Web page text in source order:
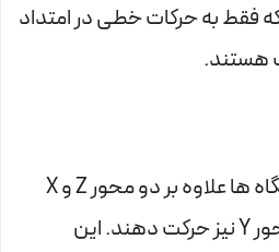
فقط به حرکات خطی در امتداد
هستند.
می توانند قطعه را در محور Y نیز حرکت دهند. این